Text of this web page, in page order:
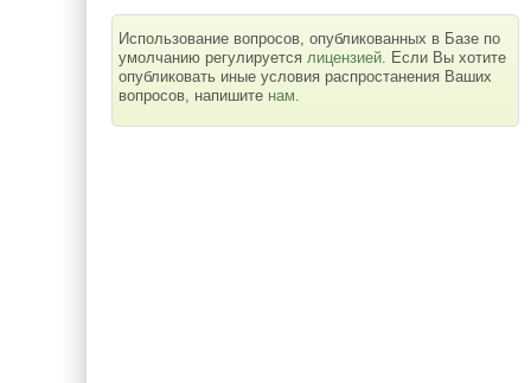
Использование вопросов, опубликованных в Базе по
умолчанию регулируется лицензией . Если Вы хотите
опубликовать иные условия распростанения Ваших
вопросов, напишите нам